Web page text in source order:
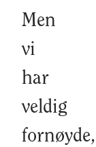
Men
vi
har
veldig
fornøyde,